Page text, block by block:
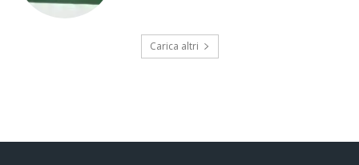
Carica altri